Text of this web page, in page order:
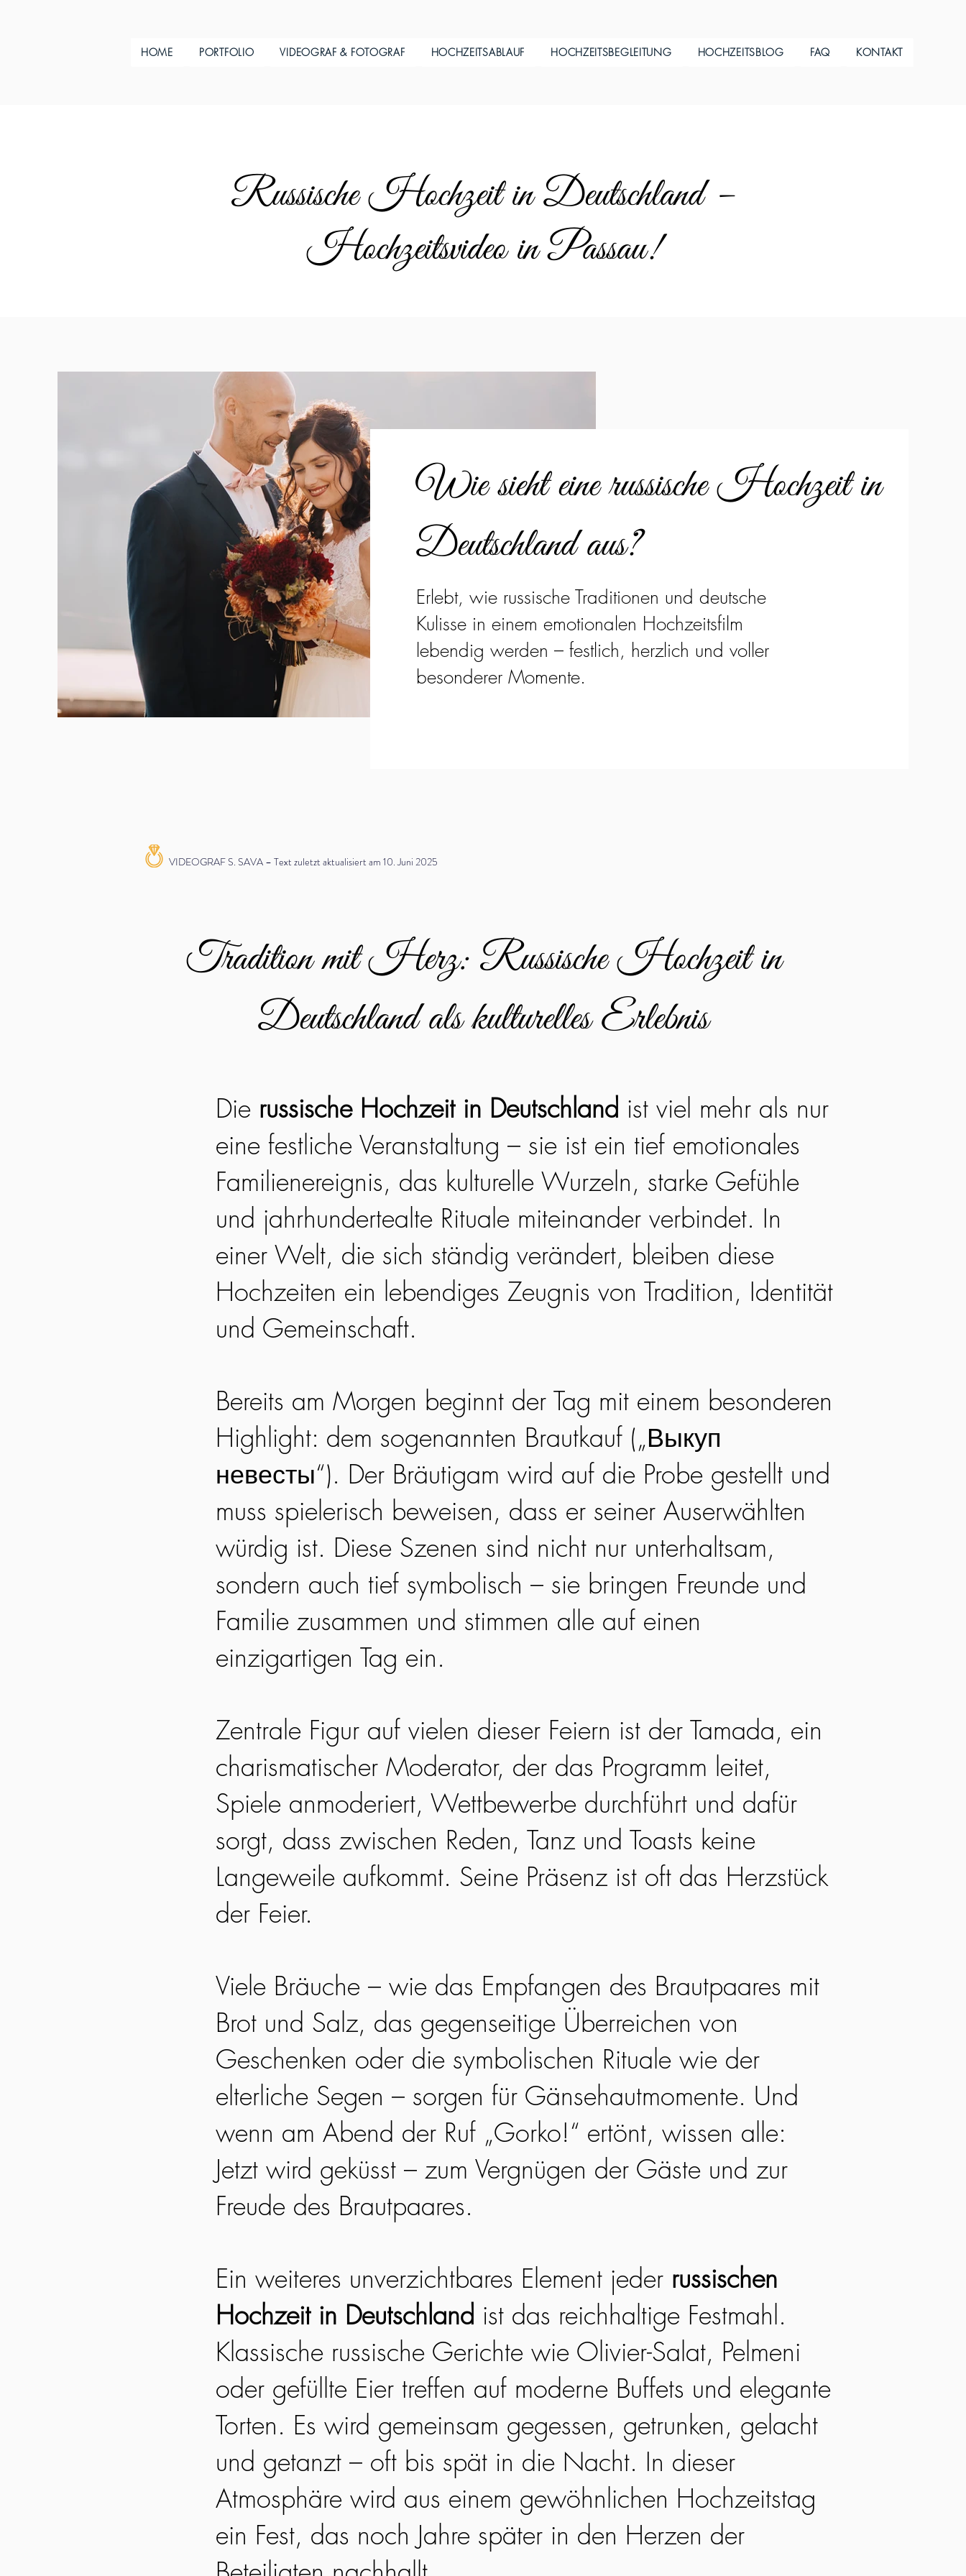
HOME PORTFOLIO VIDEOGRAF & FOTOGRAF HOCHZEITSABLAUF HOCHZEITSBEGLEITUNG HOCHZEITSBLOG FAQ KONTAKT
Russische Hochzeit in Deutschland –
Hochzeitsvideo in Passau!
Wie sieht eine russische Hochzeit in
Deutschland aus?
Erlebt, wie russische Traditionen und deutsche
Kulisse in einem emotionalen Hochzeitsfilm
lebendig werden – festlich, herzlich und voller
besonderer Momente.
VIDEOGRAF S. SAVA – Text zuletzt aktualisiert am 10. Juni 2025
Tradition mit Herz: Russische Hochzeit in
Deutschland als kulturelles Erlebnis
Die russische Hochzeit in Deutschland ist viel mehr als nur
eine festliche Veranstaltung – sie ist ein tief emotionales
Familienereignis, das kulturelle Wurzeln, starke Gefühle
und jahrhundertealte Rituale miteinander verbindet. In
einer Welt, die sich ständig verändert, bleiben diese
Hochzeiten ein lebendiges Zeugnis von Tradition, Identität
und Gemeinschaft.
Bereits am Morgen beginnt der Tag mit einem besonderen
Highlight: dem sogenannten Brautkauf („Выкуп
невесты“). Der Bräutigam wird auf die Probe gestellt und
muss spielerisch beweisen, dass er seiner Auserwählten
würdig ist. Diese Szenen sind nicht nur unterhaltsam,
sondern auch tief symbolisch – sie bringen Freunde und
Familie zusammen und stimmen alle auf einen
einzigartigen Tag ein.
Zentrale Figur auf vielen dieser Feiern ist der Tamada, ein
charismatischer Moderator, der das Programm leitet,
Spiele anmoderiert, Wettbewerbe durchführt und dafür
sorgt, dass zwischen Reden, Tanz und Toasts keine
Langeweile aufkommt. Seine Präsenz ist oft das Herzstück
der Feier.
Viele Bräuche – wie das Empfangen des Brautpaares mit
Brot und Salz, das gegenseitige Überreichen von
Geschenken oder die symbolischen Rituale wie der
elterliche Segen – sorgen für Gänsehautmomente. Und
wenn am Abend der Ruf „Gorko!“ ertönt, wissen alle:
Jetzt wird geküsst – zum Vergnügen der Gäste und zur
Freude des Brautpaares.
Ein weiteres unverzichtbares Element jeder russischen
Hochzeit in Deutschland ist das reichhaltige Festmahl.
Klassische russische Gerichte wie Olivier-Salat, Pelmeni
oder gefüllte Eier treffen auf moderne Buffets und elegante
Torten. Es wird gemeinsam gegessen, getrunken, gelacht
und getanzt – oft bis spät in die Nacht. In dieser
Atmosphäre wird aus einem gewöhnlichen Hochzeitstag
ein Fest, das noch Jahre später in den Herzen der